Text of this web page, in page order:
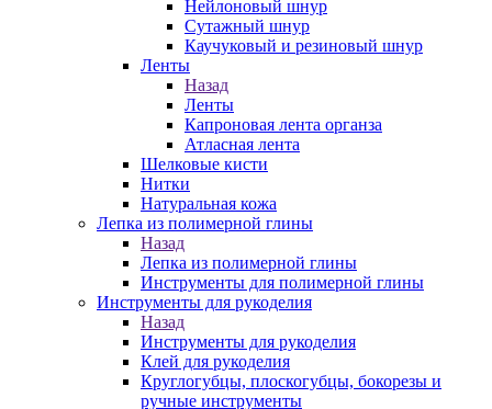
Нейлоновый шнур
Сутажный шнур
Каучуковый и резиновый шнур
Ленты
Назад
Ленты
Капроновая лента органза
Атласная лента
Шелковые кисти
Нитки
Натуральная кожа
Лепка из полимерной глины
Назад
Лепка из полимерной глины
Инструменты для полимерной глины
Инструменты для рукоделия
Назад
Инструменты для рукоделия
Клей для рукоделия
Круглогубцы, плоскогубцы, бокорезы и
ручные инструменты